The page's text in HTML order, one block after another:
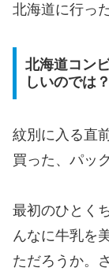
北海道に行っ
北海道コン
しいのでは？
紋別に入る直
買った、パッ
最初のひとく
んなに牛乳を
ただろうか。